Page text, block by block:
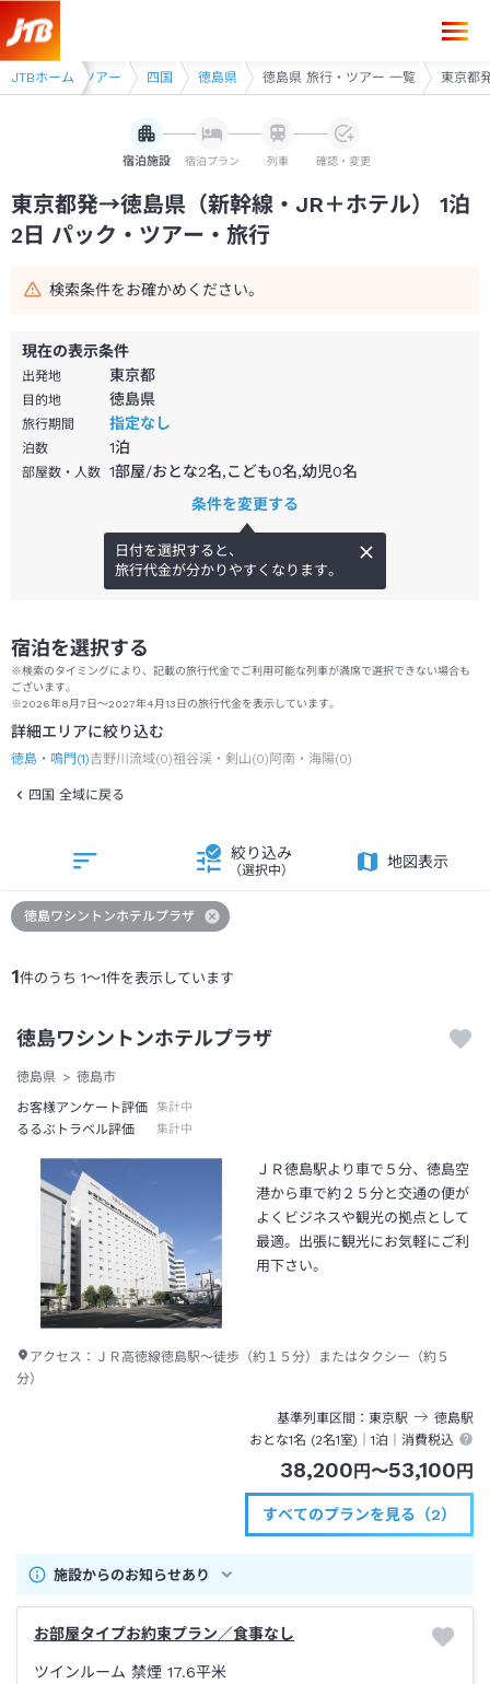
JTBホーム
線・JR利用ツアー 四国 徳島県 徳島県 旅行・ツアー 一覧 東京都
宿泊施設 宿泊プラン 列車 確認・変更
東京都発→徳島県（新幹線・JR＋ホテル） 1泊
2日 パック・ツアー・旅行
検索条件をお確かめください。
現在の表示条件
出発地 東京都
目的地 徳島県
旅行期間 指定なし
泊数 1泊
部屋数・人数 1部屋/おとな2名,こども0名,幼児0名
条件を変更する
日付を選択すると、
旅行代金が分かりやすくなります。
宿泊を選択する
※検索のタイミングにより、記載の旅行代金でご利用可能な列車が満席で選択できない場合も
ございます。
※2026年8月7日～2027年4月13日の旅行代金を表示しています。
詳細エリアに絞り込む
徳島・鳴門(1)吉野川流域(0)祖谷渓・剣山(0)阿南・海陽(0)
四国 全域に戻る
1件のうち 1～1件を表示しています
絞り込み
（選択中）
地図表示
徳島ワシントンホテルプラザ
徳島ワシントンホテルプラザ
徳島県
徳島市
お客様アンケート評価
集計中
るるぶトラベル評価 集計中
ＪＲ徳島駅より車で５分、徳島空
港から車で約２５分と交通の便が
よくビジネスや観光の拠点として
最適。出張に観光にお気軽にご利
用下さい。
アクセス： ＪＲ高徳線徳島駅～徒歩（約１５分）またはタクシー（約５
分）
基準列車区間 東京駅 徳島駅
おとな1名 (2名1室)｜1泊 ｜消費税込
38,200 円 〜53,100 円
すべてのプランを見る（2）
施設からのお知らせあり
お部屋タイプお約束プラン／食事なし
ツインルーム 禁煙 17.6平米